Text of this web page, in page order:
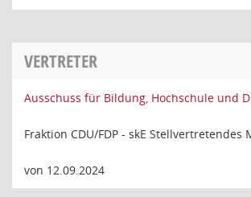
VERTRETER
Ausschuss für Bildung, Hochschule und
Fraktion CDU/FDP - skE Stellvertretendes
von 12.09.2024